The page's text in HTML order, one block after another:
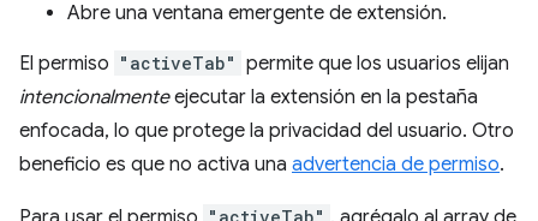
Abre una ventana emergente de extensión.
El permiso "activeTab" permite que los usuarios elijan
intencionalmenteejecutar la extensión en la pestaña
enfocada, lo que protege la privacidad del usuario. Otro
beneficio es que no activa una advertencia de permiso.